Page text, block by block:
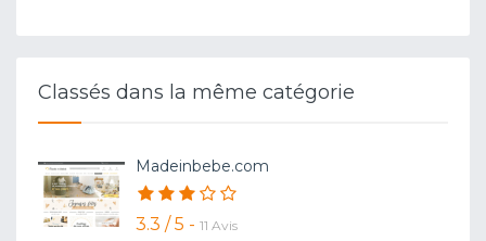
Classés dans la même catégorie
Madeinbebe.com
3.3 / 5 - 11 Avis